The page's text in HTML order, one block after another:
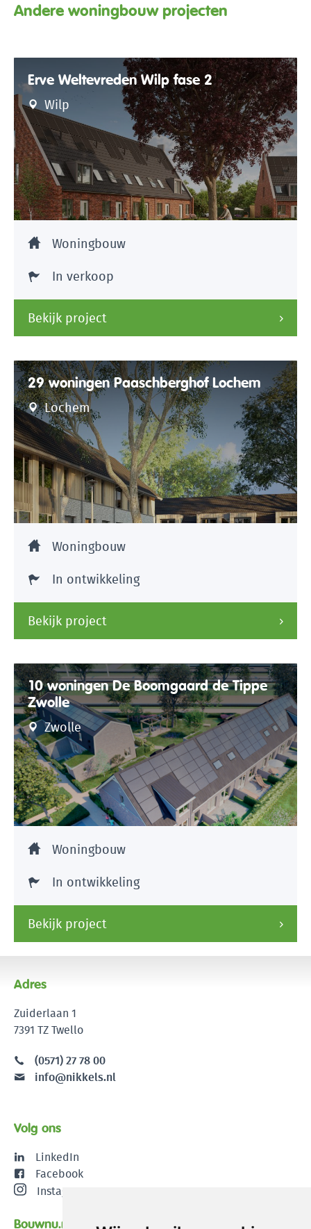
Andere woningbouw projecten
Erve Weltevreden Wilp fase 2
Wilp
Woningbouw
In verkoop
Bekijk project
29 woningen Paaschberghof Lochem
Lochem
Woningbouw
In ontwikkeling
Bekijk project
10 woningen De Boomgaard de Tippe
Zwolle
Zwolle
Woningbouw
In ontwikkeling
Bekijk project
Adres
Zuiderlaan 1
7391 TZ Twello
(0571) 27 78 00
info@nikkels.nl
Volg ons
LinkedIn
Facebook
Instagram
Bouwnu.nl